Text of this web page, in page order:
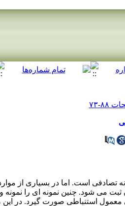
تصادفی است. اما در بسیاری از
می شود. چنین نمونه ای را نمونه
استنباطی صورت گیرد. در